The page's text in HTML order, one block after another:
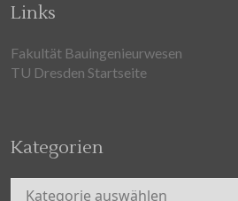
Links
Fakultät Bauingenieurwesen
TU Dresden Startseite
Kategorien
Kategorien